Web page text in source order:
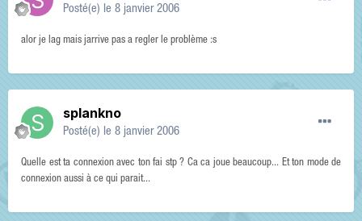
Posté(e) le 8 janvier 2006
alor je lag mais jarrive pas a regler le problème :s
splankno
Posté(e) le 8 janvier 2006
Quelle est ta connexion avec ton fai stp ? Ca ca joue beaucoup... Et ton mode de
connexion aussi à ce qui parait...